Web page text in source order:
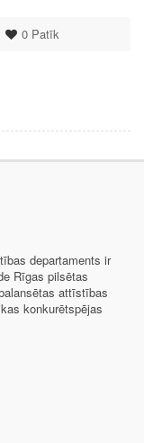
0Patīk
departaments ir
Rīgas pilsētas
attīstības
konkurētspējas